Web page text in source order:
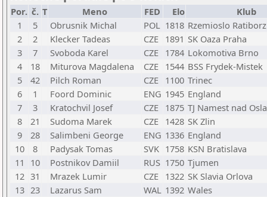
Por. č. T Meno FED Elo
Klub
1
5 Obrusnik Michal POL 1818 Rzemioslo Ratiborz
2
2 Klecker Tadeas CZE 1891 SK Oaza Praha
3
7 Svoboda Karel CZE 1784 Lokomotiva Brno
4
18 Miturova Magdalena CZE 1544 BSS Frydek-Mistek
5
42 Pilch Roman CZE 1100 Trinec
6
1 Foord Dominic ENG 1945 England
7
3 Kratochvil Josef CZE 1875 TJ Namest nad
8
21 Sudoma Marek CZE 1428 SK Zlin
9
28 Salimbeni George ENG 1336 England
10
8 Padysak Tomas SVK 1758 KSN Bratislava
11
10 Postnikov Damiil RUS 1750 Tjumen
12 31 Mrazek Lumir CZE 1322 SK Slavia Orlova
13 23 Lazarus Sam WAL 1392 Wales